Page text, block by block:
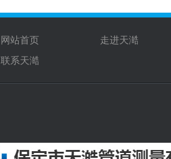
网站首页
走进天澔
联系天澔